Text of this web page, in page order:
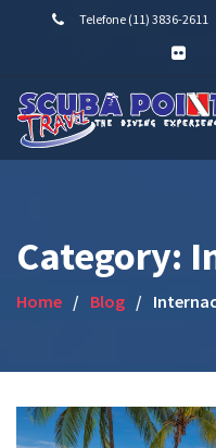
Telefone (11) 3836-2611
Category:
Home Blog